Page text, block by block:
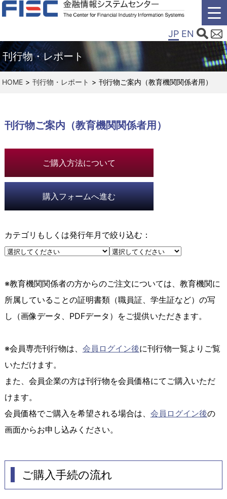
JP EN
刊行物・レポート
HOME 刊行物・レポート 刊行物ご案内（教育機関関係者用）
刊行物ご案内（教育機関関係者用）
ご購入方法について
購入フォームへ進む
カテゴリもしくは発行年月で絞り込む：
※教育機関関係者の方からのご注文については、教育機関に
所属していることの証明書類（職員証、学生証など）の写
し（画像データ、PDFデータ）をご提供いただきます。
※会員専売刊行物は、 会員ログイン後に刊行物一覧よりご覧
いただけます。
また、会員企業の方は刊行物を会員価格にてご購入いただ
けます。
会員価格でご購入を希望される場合は、 会員ログイン後の
画面からお申し込みください。
ご購入手続の流れ